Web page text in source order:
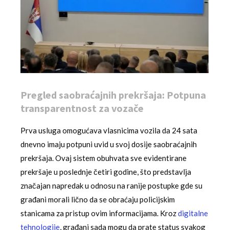
Pregled saobraćajnih prekršaja: Potpuna
transparentnost za vozače
Prva usluga omogućava vlasnicima vozila da 24 sata
dnevno imaju potpuni uvid u svoj dosije saobraćajnih
prekršaja. Ovaj sistem obuhvata sve evidentirane
prekršaje u poslednje četiri godine, što predstavlja
značajan napredak u odnosu na ranije postupke gde su
građani morali lično da se obraćaju policijskim
stanicama za pristup ovim informacijama. Krozdigitalne
tehnologije, građani sada mogu da prate status svakog